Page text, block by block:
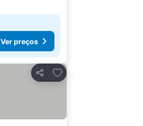
Ver preços
Partilhar
Adicionar aos favoritos